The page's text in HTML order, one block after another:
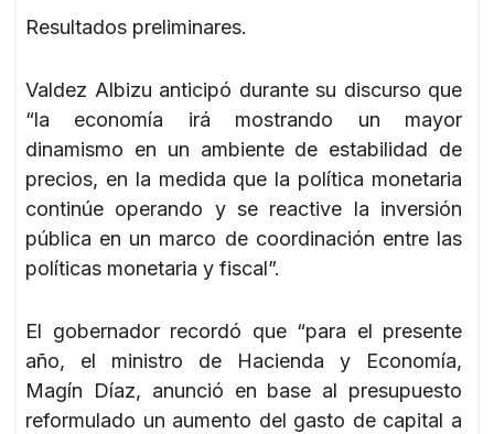
Resultados preliminares.
Valdez Albizu anticipó durante su discurso que
“la economía irá mostrando un mayor
dinamismo en un ambiente de estabilidad de
precios, en la medida que la política monetaria
continúe operando y se reactive la inversión
pública en un marco de coordinación entre las
políticas monetaria y fiscal”.
El gobernador recordó que “para el presente
año, el ministro de Hacienda y Economía,
Magín Díaz, anunció en base al presupuesto
reformulado un aumento del gasto de capital a